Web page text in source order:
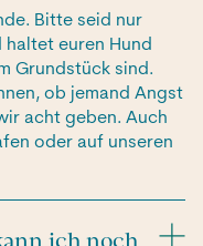
Bitte seid nur
haltet euren Hund
Grundstück sind.
ob jemand Angst
acht geben. Auch
oder auf unseren